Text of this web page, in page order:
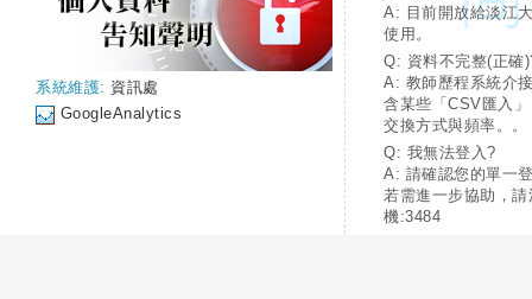
系統維護: 資訊處
GoogleAnalytics
A: 目前開放給淡江
使用。
Q: 資料不完整(正確
A: 教師歷程系統介
含某些「CSV匯入
交換方式與頻率。。
Q: 我無法登入?
A: 請確認您的單一
若需進一步協助，
機:3484